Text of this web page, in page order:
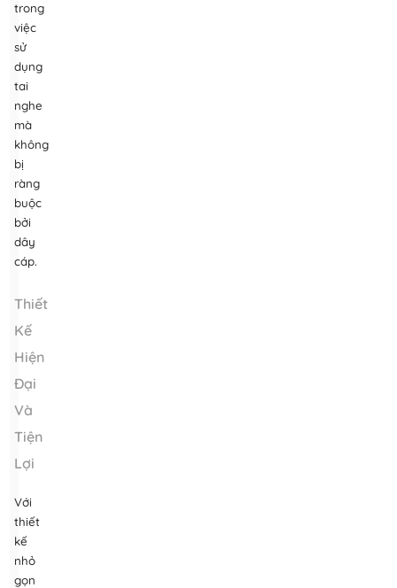
trong
việc
sử
dụng
tai
nghe
mà
không
bị
ràng
buộc
bởi
dây
cáp.
Thiết
Kế
Hiện
Đại
Và
Tiện
Lợi
Với
thiết
kế
nhỏ
gọn